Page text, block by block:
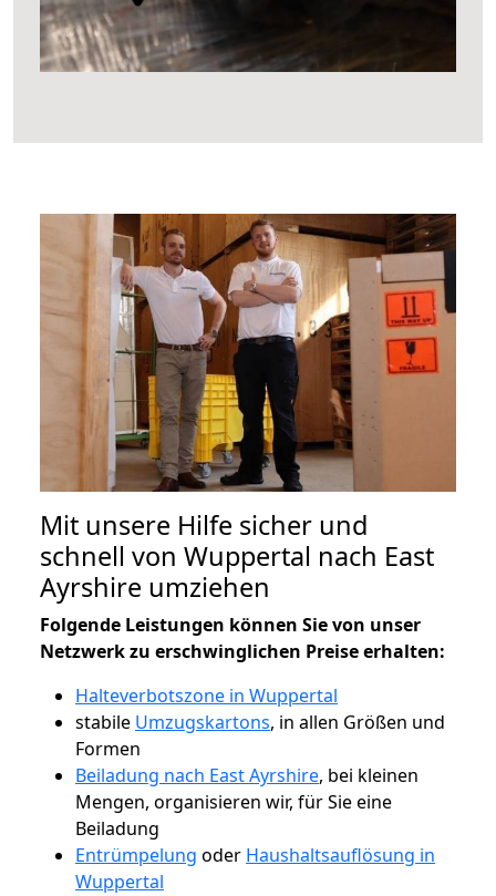
Mit unsere Hilfe sicher und
schnell von Wuppertal nach East
Ayrshire umziehen
Folgende Leistungen können Sie von unser
Netzwerk zu erschwinglichen Preise erhalten:
Halteverbotszone in Wuppertal
stabile Umzugskartons, in allen Größen und
Formen
Beiladung nach East Ayrshire, bei kleinen
Mengen, organisieren wir, für Sie eine
Beiladung
Entrümpelung oder Haushaltsauflösung in
Wuppertal